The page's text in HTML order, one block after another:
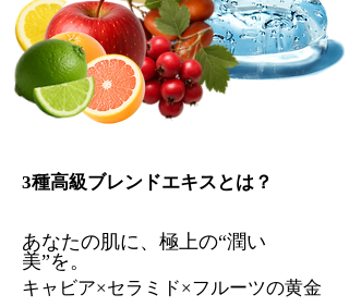
3種高級ブレンドエキスとは？
あなたの肌に、極上の“潤い
美”を。
キャビア×セラミド×フルーツの黄金